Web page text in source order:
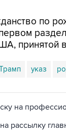
по
принятой
указ
на
рассылку